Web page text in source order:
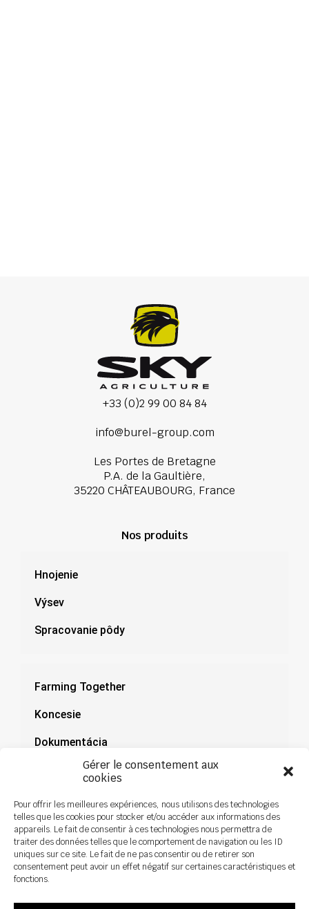
Gérer le consentement aux
cookies
Pour offrir les meilleures expériences, nous utilisons des technologies
telles que les cookies pour stocker et/ou accéder aux informations des
appareils. Le fait de consentir à ces technologies nous permettra de
traiter des données telles que le comportement de navigation ou les ID
uniques sur ce site. Le fait de ne pas consentir ou de retirer son
consentement peut avoir un effet négatif sur certaines caractéristiques et
fonctions.
+33 (0)2 99 00 84 84
info@burel-group.com
Les Portes de Bretagne
P.A. de la Gaultière,
35220 CHÂTEAUBOURG, France
Nos produits
Hnojenie
Výsev
Spracovanie pôdy
Farming Together
Koncesie
Dokumentácia